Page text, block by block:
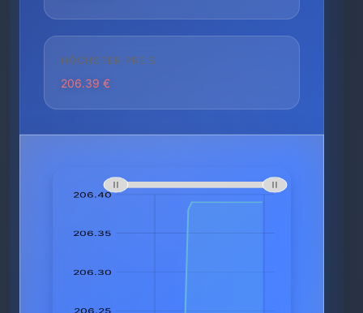
HÖCHSTER PREIS
206.39 €